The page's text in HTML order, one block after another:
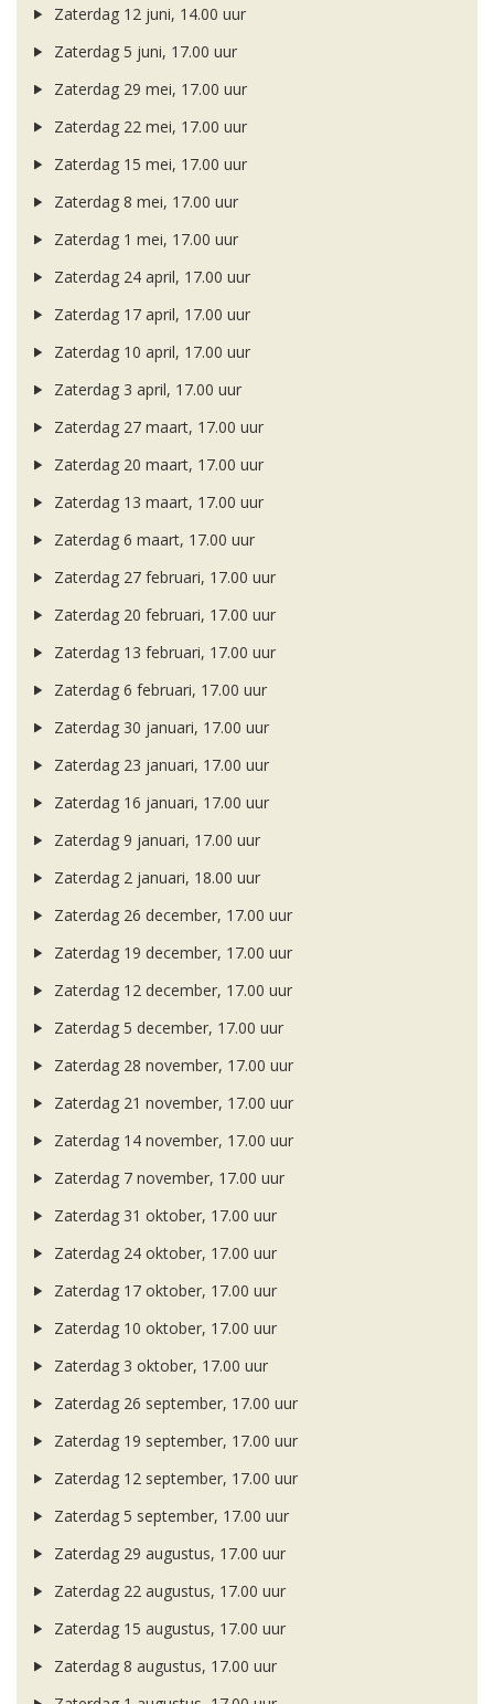
Zaterdag 12 juni, 14.00 uur
Zaterdag 5 juni, 17.00 uur
Zaterdag 29 mei, 17.00 uur
Zaterdag 22 mei, 17.00 uur
Zaterdag 15 mei, 17.00 uur
Zaterdag 8 mei, 17.00 uur
Zaterdag 1 mei, 17.00 uur
Zaterdag 24 april, 17.00 uur
Zaterdag 17 april, 17.00 uur
Zaterdag 10 april, 17.00 uur
Zaterdag 3 april, 17.00 uur
Zaterdag 27 maart, 17.00 uur
Zaterdag 20 maart, 17.00 uur
Zaterdag 13 maart, 17.00 uur
Zaterdag 6 maart, 17.00 uur
Zaterdag 27 februari, 17.00 uur
Zaterdag 20 februari, 17.00 uur
Zaterdag 13 februari, 17.00 uur
Zaterdag 6 februari, 17.00 uur
Zaterdag 30 januari, 17.00 uur
Zaterdag 23 januari, 17.00 uur
Zaterdag 16 januari, 17.00 uur
Zaterdag 9 januari, 17.00 uur
Zaterdag 2 januari, 18.00 uur
Zaterdag 26 december, 17.00 uur
Zaterdag 19 december, 17.00 uur
Zaterdag 12 december, 17.00 uur
Zaterdag 5 december, 17.00 uur
Zaterdag 28 november, 17.00 uur
Zaterdag 21 november, 17.00 uur
Zaterdag 14 november, 17.00 uur
Zaterdag 7 november, 17.00 uur
Zaterdag 31 oktober, 17.00 uur
Zaterdag 24 oktober, 17.00 uur
Zaterdag 17 oktober, 17.00 uur
Zaterdag 10 oktober, 17.00 uur
Zaterdag 3 oktober, 17.00 uur
Zaterdag 26 september, 17.00 uur
Zaterdag 19 september, 17.00 uur
Zaterdag 12 september, 17.00 uur
Zaterdag 5 september, 17.00 uur
Zaterdag 29 augustus, 17.00 uur
Zaterdag 22 augustus, 17.00 uur
Zaterdag 15 augustus, 17.00 uur
Zaterdag 8 augustus, 17.00 uur